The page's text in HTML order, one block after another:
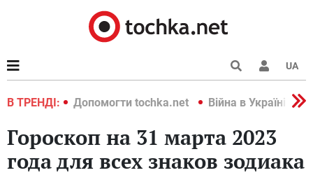
UA
В ТРЕНДІ:
2022 Допомогти tochka.net Війна в Україні 2022
Гороскоп на 31 марта 2023
года для всех знаков зодиака